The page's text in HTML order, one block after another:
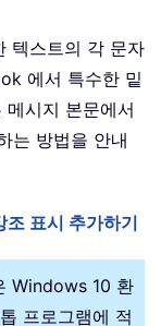
텍스트의 각 문자
에서 특수한 밑
시지 본문에서
는 방법을 안내
표시 추가하기
Windows 10 환
프로그램에 적